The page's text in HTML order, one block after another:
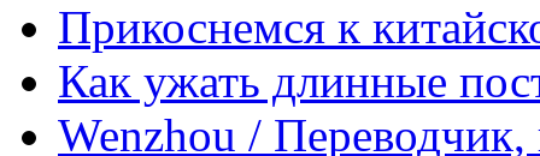
Прикоснемся к
Как ужать длинные
Wenzhou / Переводчик,